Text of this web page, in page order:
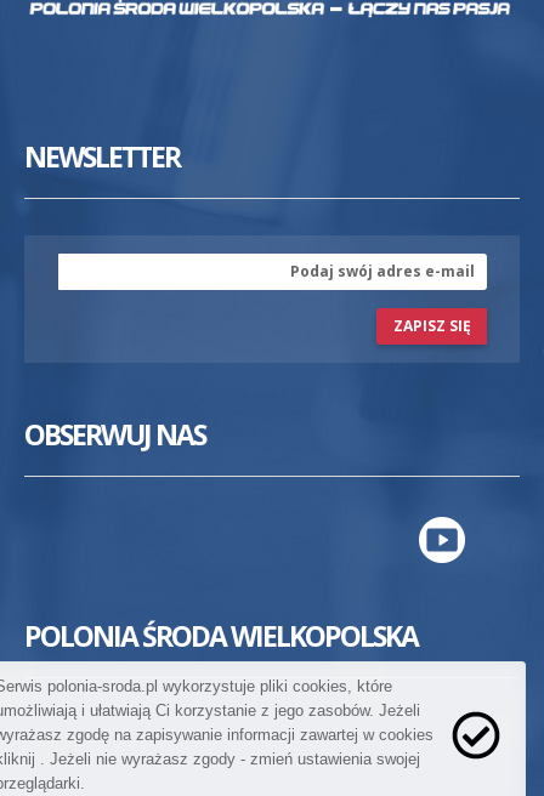
NEWSLETTER
ZAPISZ SIĘ
OBSERWUJ NAS
POLONIA ŚRODA WIELKOPOLSKA
polonia-sroda.pl wykorzystuje pliki cookies, które
i ułatwiają Ci korzystanie z jego zasobów. Jeżeli
zgodę na zapisywanie informacji zawartej w cookies
. Jeżeli nie wyrażasz zgody - zmień ustawienia swojej